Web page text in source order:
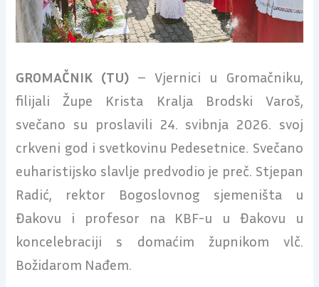
GROMAČNIK (TU) – Vjernici u Gromačniku,
filijali Župe Krista Kralja Brodski Varoš,
svečano su proslavili 24. svibnja 2026. svoj
crkveni god i svetkovinu Pedesetnice. Svečano
euharistijsko slavlje predvodio je preč. Stjepan
Radić, rektor Bogoslovnog sjemeništa u
Đakovu i profesor na KBF-u u Đakovu u
koncelebraciji s domaćim župnikom vlč.
Božidarom Nađem.